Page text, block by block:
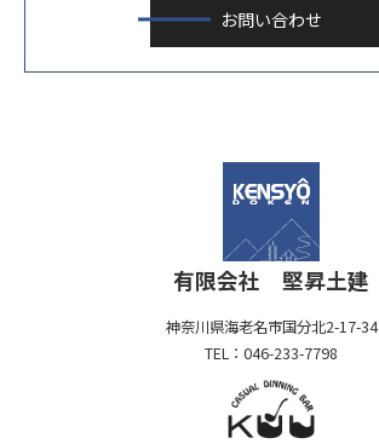
お問い合わせ
有限会社 堅昇土建
神奈川県海老名市国分北2-17-34
TEL：046-233-7798